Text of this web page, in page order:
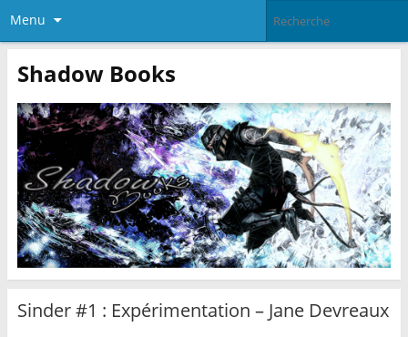
Menu
Shadow Books
Sinder #1 : Expérimentation – Jane Devreaux